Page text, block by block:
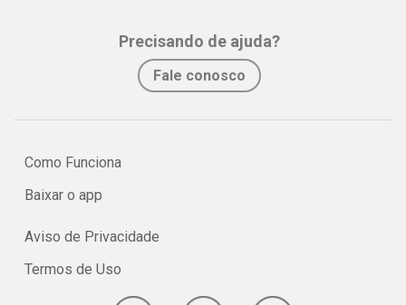
Precisando de ajuda?
Fale conosco
Como Funciona
Baixar o app
Aviso de Privacidade
Termos de Uso